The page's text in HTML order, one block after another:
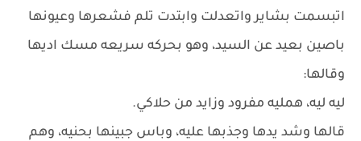
اتبسمت بشاير واتعدلت وابتدت تلم فشعرها وعيونها
باصين بعيد عن السيد، وهو بحركه سريعه مسك اديها
وقالها:
ليه ليه، همليه مفرود وزايد من حلاكي.
قالها وشد يدها وجذبها عليه، وباس جبينها بحنيه، وهم